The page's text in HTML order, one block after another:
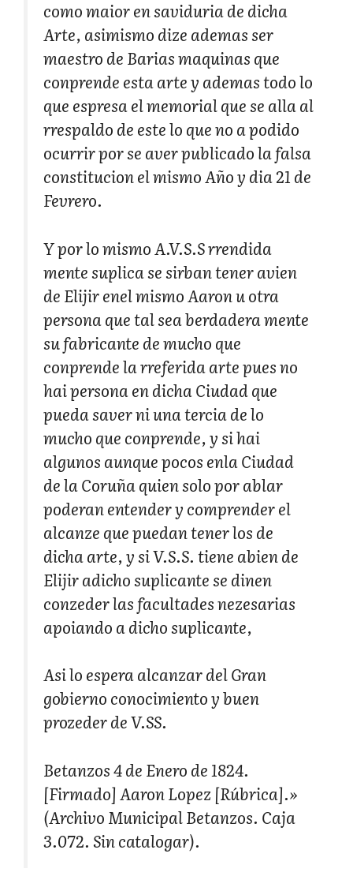
como maior en saviduria de dicha
Arte, asimismo dize ademas ser
maestro de Barias maquinas que
conprende esta arte y ademas todo lo
que espresa el memorial que se alla al
rrespaldo de este lo que no a podido
ocurrir por se aver publicado la falsa
constitucion el mismo Año y dia 21 de
Fevrero.
Y por lo mismo A.V.S.S rrendida
mente suplica se sirban tener avien
de Elijir enel mismo Aaron u otra
persona que tal sea berdadera mente
su fabricante de mucho que
conprende la rreferida arte pues no
hai persona en dicha Ciudad que
pueda saver ni una tercia de lo
mucho que conprende, y si hai
algunos aunque pocos enla Ciudad
de la Coruña quien solo por ablar
poderan entender y comprender el
alcanze que puedan tener los de
dicha arte, y si V.S.S. tiene abien de
Elijir adicho suplicante se dinen
conzeder las facultades nezesarias
apoiando a dicho suplicante,
Asi lo espera alcanzar del Gran
gobierno conocimiento y buen
prozeder de V.SS.
Betanzos 4 de Enero de 1824.
[Firmado] Aaron Lopez [Rúbrica].»
(Archivo Municipal Betanzos. Caja
3.072. Sin catalogar).